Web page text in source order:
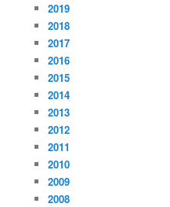
2019
2018
2017
2016
2015
2014
2013
2012
2011
2010
2009
2008